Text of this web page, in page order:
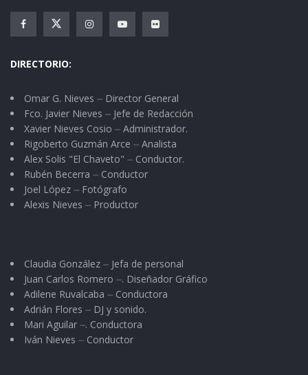
DIRECTORIO:
Omar G. Nieves ⏤ Director General
Fco. Javier Nieves ⏤ Jefe de Redacción
Xavier Nieves Cosio ⏤ Administrador.
Rigoberto Guzmán Arce ⏤ Analista
Alex Solis "El Chaveto" ⏤ Conductor.
Rubén Becerra ⏤ Conductor
Joel López ⏤ Fotógrafo
Alexis Nieves ⏤ Productor
Claudia González ⏤ Jefa de personal
Juan Carlos Romero ⏤. Diseñador Gráfico
Adilene Ruvalcaba ⏤ Conductora
Adrián Flores ⏤ DJ y sonido.
Mari Aguilar ⏤. Conductora
Iván Nieves ⏤ Conductor